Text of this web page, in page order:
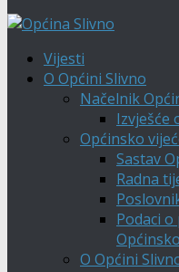
Vijesti
O Općini Slivno
Načelnik
Izvješće
Općinsko
Sastav
Radna
Podaci
O Općini